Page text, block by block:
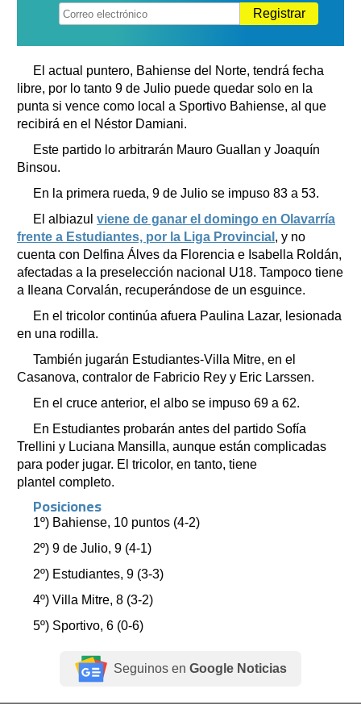
Registrar
El actual puntero, Bahiense del Norte, tendrá fecha
libre, por lo tanto 9 de Julio puede quedar solo en la
punta si vence como local a Sportivo Bahiense, al que
recibirá en el Néstor Damiani.
Este partido lo arbitrarán Mauro Guallan y Joaquín
Binsou.
En la primera rueda, 9 de Julio se impuso 83 a 53.
El albiazul viene de ganar el domingo en Olavarría
frente a Estudiantes, por la Liga Provincial , y no
cuenta con Delfina Álves da Florencia e Isabella Roldán,
afectadas a la preselección nacional U18. Tampoco tiene
a Ileana Corvalán, recuperándose de un esguince.
En el tricolor continúa afuera Paulina Lazar, lesionada
en una rodilla.
También jugarán Estudiantes-Villa Mitre, en el
Casanova, contralor de Fabricio Rey y Eric Larssen.
En el cruce anterior, el albo se impuso 69 a 62.
En Estudiantes probarán antes del partido Sofía
Trellini y Luciana Mansilla, aunque están complicadas
para poder jugar. El tricolor, en tanto, tiene
plantel completo.
Posiciones
1º) Bahiense, 10 puntos (4-2)
2º) 9 de Julio, 9 (4-1)
2º) Estudiantes, 9 (3-3)
4º) Villa Mitre, 8 (3-2)
5º) Sportivo, 6 (0-6)
Seguinos en Google Noticias